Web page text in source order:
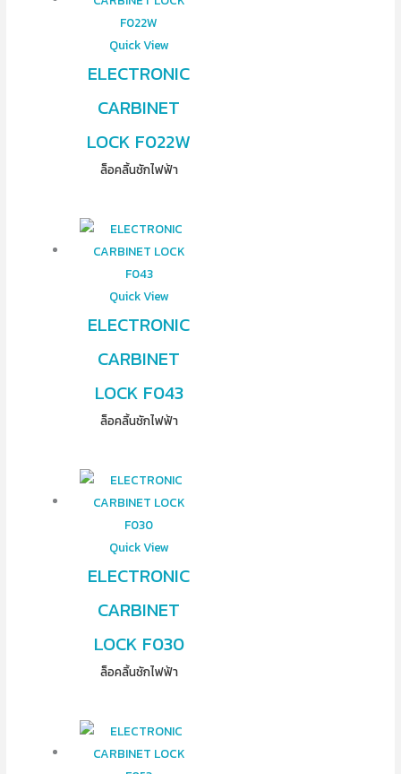
Quick View
ELECTRONIC
CARBINET
LOCK F022W
ล็อคลิ้นชักไฟฟ้า
Quick View
ELECTRONIC
CARBINET
LOCK F043
ล็อคลิ้นชักไฟฟ้า
Quick View
ELECTRONIC
CARBINET
LOCK F030
ล็อคลิ้นชักไฟฟ้า